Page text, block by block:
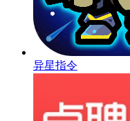
异星指令